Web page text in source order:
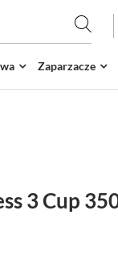
Zaparzacze
3 Cup